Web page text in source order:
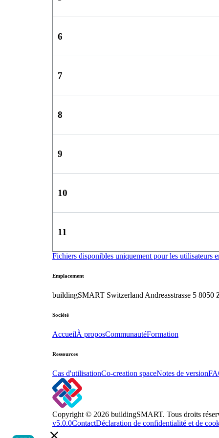
6
7
8
9
10
11
Fichiers disponibles uniquement pour les utilisateurs
Emplacement
buildingSMART Switzerland Andreasstrasse 5 8050
Société
AccueilÀ proposCommunautéFormation
Ressources
Cas d'utilisationCo-creation spaceNotes de version
Copyright © 2026 buildingSMART. Tous droits
v5.0.0ContactDéclaration de confidentialité et de